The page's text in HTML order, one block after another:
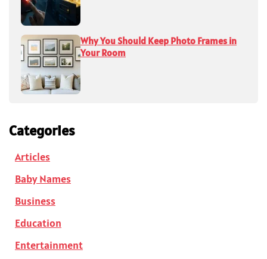
Why You Should Keep Photo Frames in
Your Room
Categories
Articles
Baby Names
Business
Education
Entertainment